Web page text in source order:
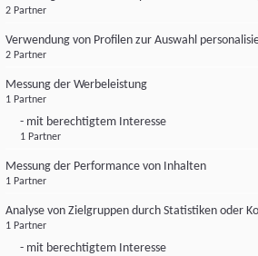
2 Partner
Verwendung von Profilen zur Auswahl
2 Partner
Messung der Werbeleistung
1 Partner
- mit berechtigtem Interesse
1 Partner
Messung der Performance von Inhalten
1 Partner
Analyse von Zielgruppen durch Statistiken oder
1 Partner
- mit berechtigtem Interesse